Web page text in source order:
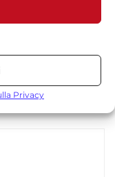
consenso nella parte
Misurare le
dei contenuti,
Privacy